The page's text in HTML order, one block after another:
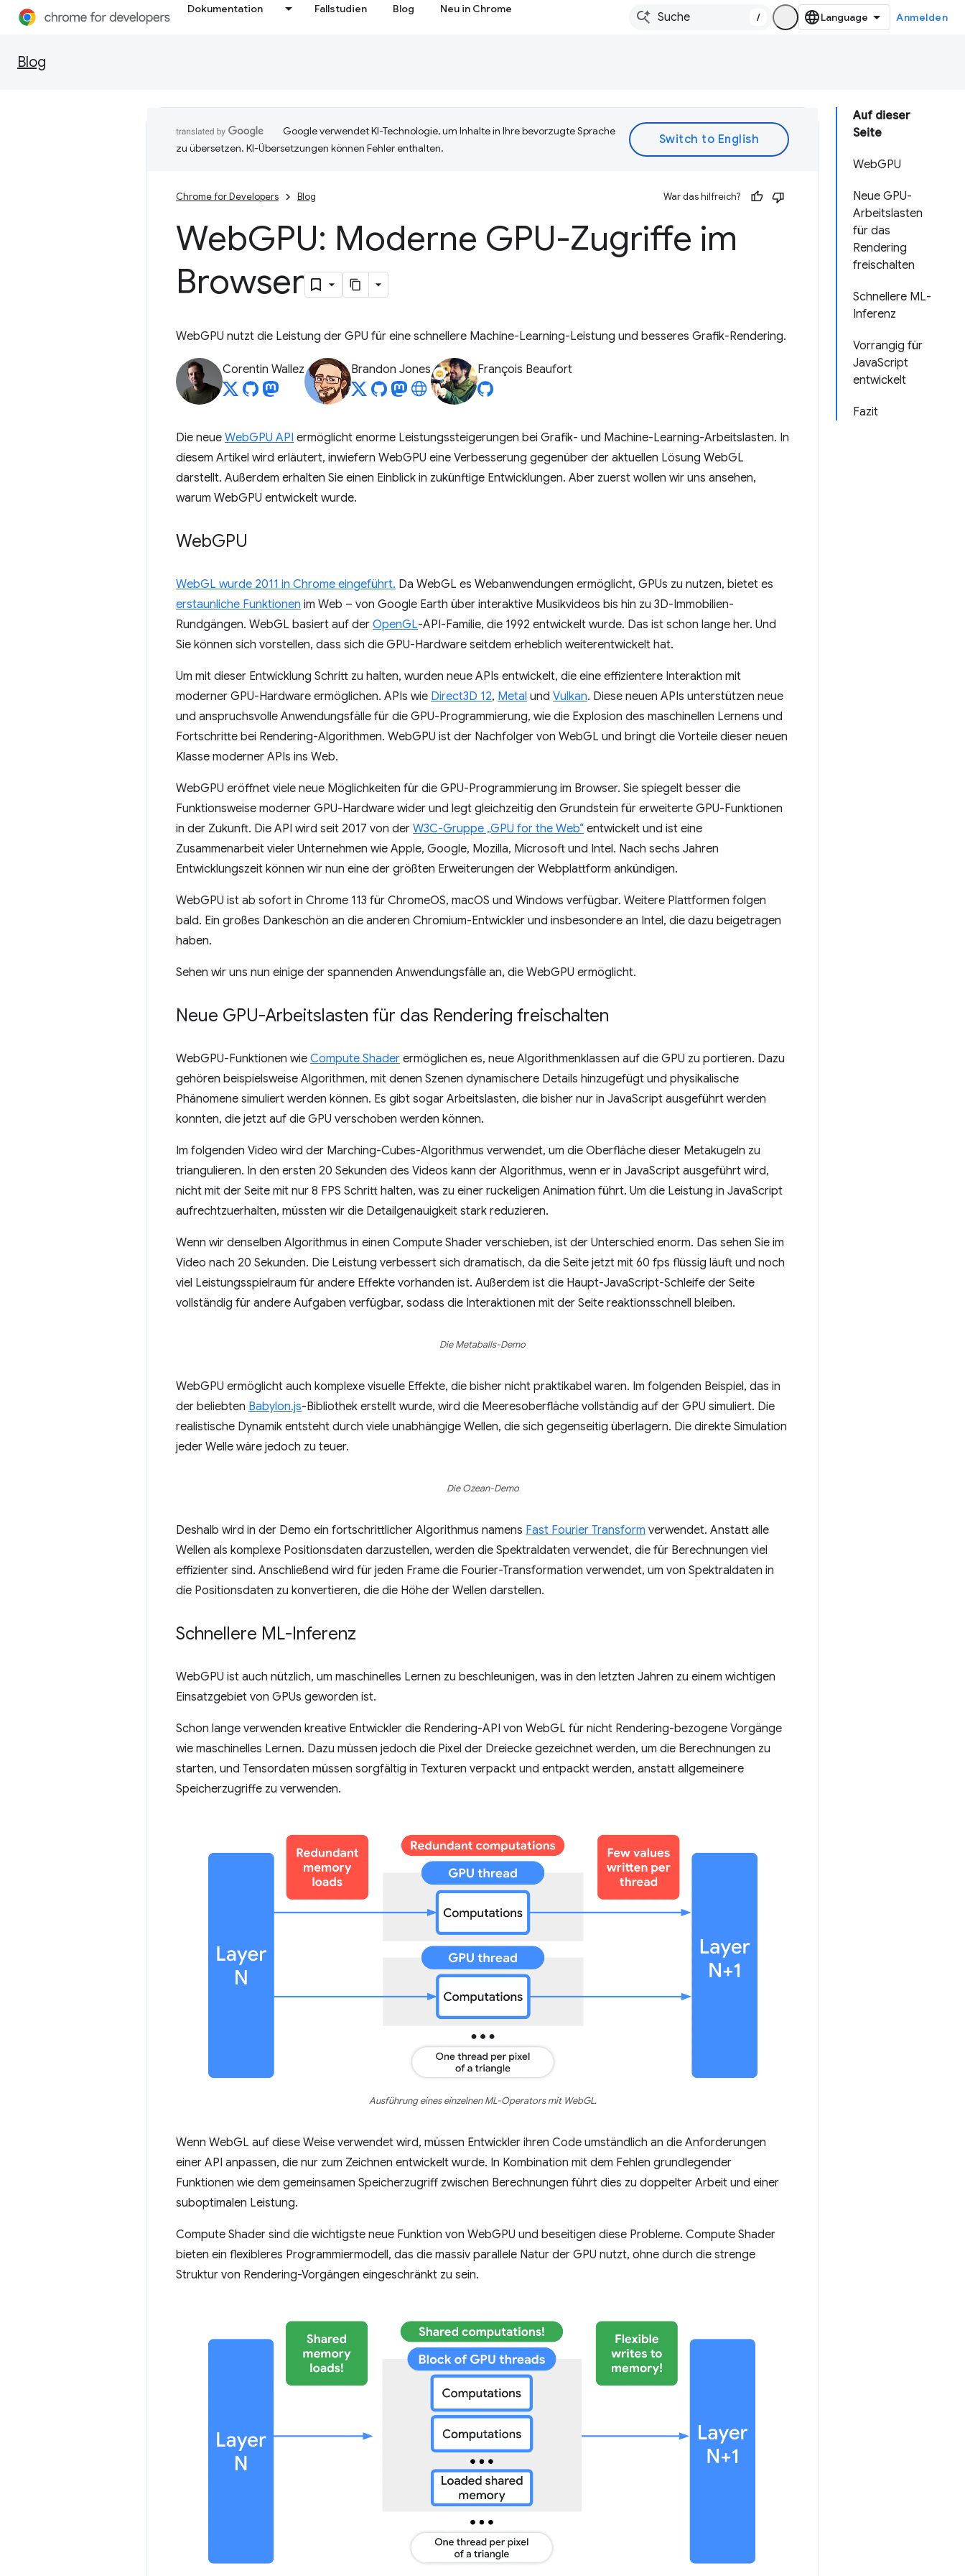
Dokumentation Fallstudien Blog Neu in Chrome
/ Anmelden
Blog
Auf dieser
Seite
WebGPU
Neue GPU-
Arbeitslasten
für das
Rendering
freischalten
Schnellere ML-
Inferenz
Vorrangig für
JavaScript
entwickelt
Fazit
Google verwendet KI-Technologie, um Inhalte in Ihre bevorzugte Sprache
zu übersetzen. KI-Übersetzungen können Fehler enthalten.
Chrome for Developers Blog War das hilfreich?
WebGPU: Moderne GPU-Zugriffe im
Browser
WebGPU nutzt die Leistung der GPU für eine schnellere Machine-Learning-Leistung und besseres Grafik-Rendering.
Corentin Wallez Brandon Jones François Beaufort
Die neue WebGPU API ermöglicht enorme Leistungssteigerungen bei Grafik- und Machine-Learning-Arbeitslasten. In
diesem Artikel wird erläutert, inwiefern WebGPU eine Verbesserung gegenüber der aktuellen Lösung WebGL
darstellt. Außerdem erhalten Sie einen Einblick in zukünftige Entwicklungen. Aber zuerst wollen wir uns ansehen,
warum WebGPU entwickelt wurde.
WebGPU
WebGL wurde 2011 in Chrome eingeführt. Da WebGL es Webanwendungen ermöglicht, GPUs zu nutzen, bietet es
erstaunliche Funktionen im Web – von Google Earth über interaktive Musikvideos bis hin zu 3D-Immobilien-
Rundgängen. WebGL basiert auf der OpenGL-API-Familie, die 1992 entwickelt wurde. Das ist schon lange her. Und
Sie können sich vorstellen, dass sich die GPU-Hardware seitdem erheblich weiterentwickelt hat.
Um mit dieser Entwicklung Schritt zu halten, wurden neue APIs entwickelt, die eine effizientere Interaktion mit
moderner GPU-Hardware ermöglichen. APIs wie Direct3D 12, Metal und Vulkan. Diese neuen APIs unterstützen neue
und anspruchsvolle Anwendungsfälle für die GPU-Programmierung, wie die Explosion des maschinellen Lernens und
Fortschritte bei Rendering-Algorithmen. WebGPU ist der Nachfolger von WebGL und bringt die Vorteile dieser neuen
Klasse moderner APIs ins Web.
WebGPU eröffnet viele neue Möglichkeiten für die GPU-Programmierung im Browser. Sie spiegelt besser die
Funktionsweise moderner GPU-Hardware wider und legt gleichzeitig den Grundstein für erweiterte GPU-Funktionen
in der Zukunft. Die API wird seit 2017 von der W3C-Gruppe „GPU for the Web“ entwickelt und ist eine
Zusammenarbeit vieler Unternehmen wie Apple, Google, Mozilla, Microsoft und Intel. Nach sechs Jahren
Entwicklungszeit können wir nun eine der größten Erweiterungen der Webplattform ankündigen.
WebGPU ist ab sofort in Chrome 113 für ChromeOS, macOS und Windows verfügbar. Weitere Plattformen folgen
bald. Ein großes Dankeschön an die anderen Chromium-Entwickler und insbesondere an Intel, die dazu beigetragen
haben.
Sehen wir uns nun einige der spannenden Anwendungsfälle an, die WebGPU ermöglicht.
Neue GPU-Arbeitslasten für das Rendering freischalten
WebGPU-Funktionen wie Compute Shader ermöglichen es, neue Algorithmenklassen auf die GPU zu portieren. Dazu
gehören beispielsweise Algorithmen, mit denen Szenen dynamischere Details hinzugefügt und physikalische
Phänomene simuliert werden können. Es gibt sogar Arbeitslasten, die bisher nur in JavaScript ausgeführt werden
konnten, die jetzt auf die GPU verschoben werden können.
Im folgenden Video wird der Marching-Cubes-Algorithmus verwendet, um die Oberfläche dieser Metakugeln zu
triangulieren. In den ersten 20 Sekunden des Videos kann der Algorithmus, wenn er in JavaScript ausgeführt wird,
nicht mit der Seite mit nur 8 FPS Schritt halten, was zu einer ruckeligen Animation führt. Um die Leistung in JavaScript
aufrechtzuerhalten, müssten wir die Detailgenauigkeit stark reduzieren.
Wenn wir denselben Algorithmus in einen Compute Shader verschieben, ist der Unterschied enorm. Das sehen Sie im
Video nach 20 Sekunden. Die Leistung verbessert sich dramatisch, da die Seite jetzt mit 60 fps flüssig läuft und noch
viel Leistungsspielraum für andere Effekte vorhanden ist. Außerdem ist die Haupt-JavaScript-Schleife der Seite
vollständig für andere Aufgaben verfügbar, sodass die Interaktionen mit der Seite reaktionsschnell bleiben.
Die Metaballs-Demo
WebGPU ermöglicht auch komplexe visuelle Effekte, die bisher nicht praktikabel waren. Im folgenden Beispiel, das in
der beliebten Babylon.js-Bibliothek erstellt wurde, wird die Meeresoberfläche vollständig auf der GPU simuliert. Die
realistische Dynamik entsteht durch viele unabhängige Wellen, die sich gegenseitig überlagern. Die direkte Simulation
jeder Welle wäre jedoch zu teuer.
Die Ozean-Demo
Deshalb wird in der Demo ein fortschrittlicher Algorithmus namens Fast Fourier Transform verwendet. Anstatt alle
Wellen als komplexe Positionsdaten darzustellen, werden die Spektraldaten verwendet, die für Berechnungen viel
effizienter sind. Anschließend wird für jeden Frame die Fourier-Transformation verwendet, um von Spektraldaten in
die Positionsdaten zu konvertieren, die die Höhe der Wellen darstellen.
Schnellere ML-Inferenz
WebGPU ist auch nützlich, um maschinelles Lernen zu beschleunigen, was in den letzten Jahren zu einem wichtigen
Einsatzgebiet von GPUs geworden ist.
Schon lange verwenden kreative Entwickler die Rendering-API von WebGL für nicht Rendering-bezogene Vorgänge
wie maschinelles Lernen. Dazu müssen jedoch die Pixel der Dreiecke gezeichnet werden, um die Berechnungen zu
starten, und Tensordaten müssen sorgfältig in Texturen verpackt und entpackt werden, anstatt allgemeinere
Speicherzugriffe zu verwenden.
Ausführung eines einzelnen ML-Operators mit WebGL.
Wenn WebGL auf diese Weise verwendet wird, müssen Entwickler ihren Code umständlich an die Anforderungen
einer API anpassen, die nur zum Zeichnen entwickelt wurde. In Kombination mit dem Fehlen grundlegender
Funktionen wie dem gemeinsamen Speicherzugriff zwischen Berechnungen führt dies zu doppelter Arbeit und einer
suboptimalen Leistung.
Compute Shader sind die wichtigste neue Funktion von WebGPU und beseitigen diese Probleme. Compute Shader
bieten ein flexibleres Programmiermodell, das die massiv parallele Natur der GPU nutzt, ohne durch die strenge
Struktur von Rendering-Vorgängen eingeschränkt zu sein.